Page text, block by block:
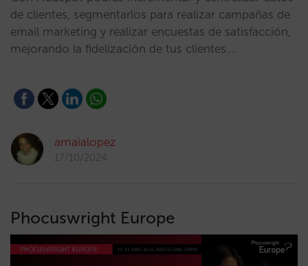
de clientes, segmentarlos para realizar campañas de
email marketing y realizar encuestas de satisfacción,
mejorando la fidelización de tus clientes.…
amaialopez
17/10/2024
Phocuswright Europe